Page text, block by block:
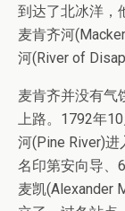
到达了北冰洋，
麦肯齐河
河(River of
麦肯齐并没有气
上路。1792年
河(Pine River)
名印第安向导、
麦凯(Alexander